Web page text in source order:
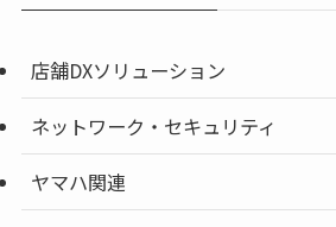
店舗DXソリューション
ネットワーク・セキュリティ
ヤマハ関連